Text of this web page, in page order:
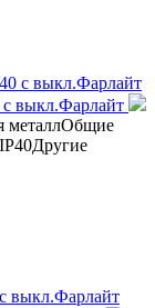
выкл.Фарлайт
металлОбщие